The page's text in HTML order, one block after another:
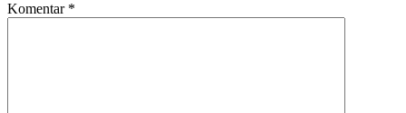
Komentar *